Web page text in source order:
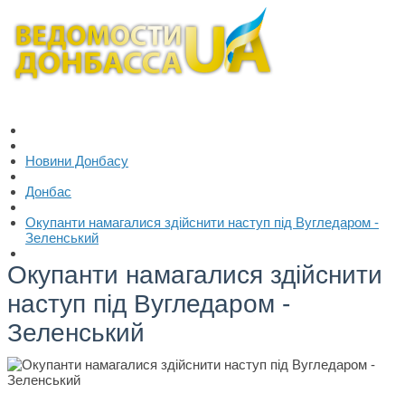
Новини Донбасу
Донбас
Окупанти намагалися здійснити наступ під Вугледаром -
Зеленський
Окупанти намагалися здійснити
наступ під Вугледаром -
Зеленський